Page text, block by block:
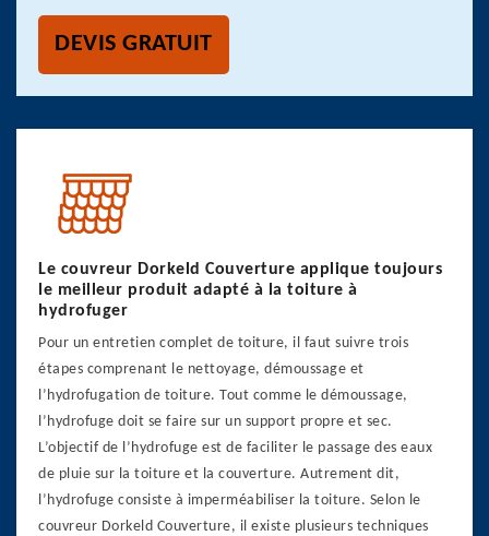
DEVIS GRATUIT
Le couvreur Dorkeld Couverture applique toujours
le meilleur produit adapté à la toiture à
hydrofuger
Pour un entretien complet de toiture, il faut suivre trois
étapes comprenant le nettoyage, démoussage et
l’hydrofugation de toiture. Tout comme le démoussage,
l’hydrofuge doit se faire sur un support propre et sec.
L’objectif de l’hydrofuge est de faciliter le passage des eaux
de pluie sur la toiture et la couverture. Autrement dit,
l’hydrofuge consiste à imperméabiliser la toiture. Selon le
couvreur Dorkeld Couverture, il existe plusieurs techniques